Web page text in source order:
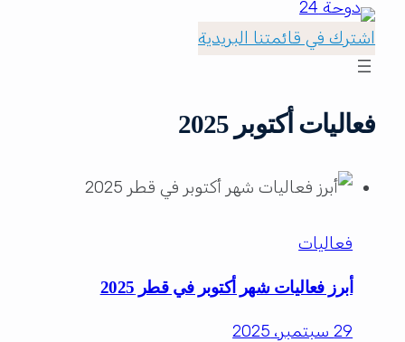
اشترك في قائمتنا البريدية
فعاليات أكتوبر 2025
فعاليات
أبرز فعاليات شهر أكتوبر في قطر 2025
29 سبتمبر، 2025